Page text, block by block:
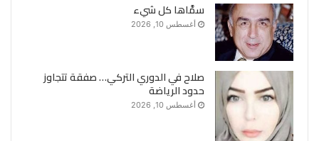
سمَّاها كل شيء
أغسطس 10, 2026
صلاح في الدوري التركي… صفقة تتجاوز
حدود الرياضة
أغسطس 10, 2026